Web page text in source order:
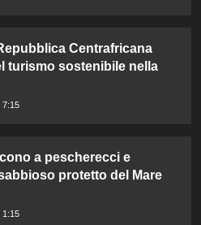
Centrafricana
turismo sostenibile nella
7:15
a pescherecci e
protetto del Mare
1:15